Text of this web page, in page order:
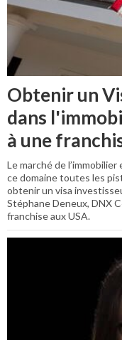
Obtenir un
dans
à une
Le marché de
ce domaine toutes les
obtenir un visa
Stéphane Deneux, DNX
franchise aux USA.